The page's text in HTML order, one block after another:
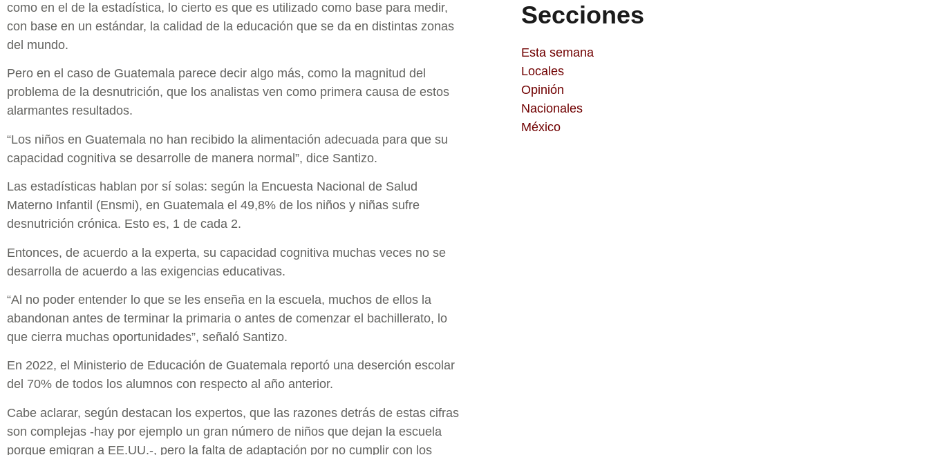
como en el de la estadística, lo cierto es que es utilizado como base para medir,
con base en un estándar, la calidad de la educación que se da en distintas zonas
del mundo.
Pero en el caso de Guatemala parece decir algo más, como la magnitud del
problema de la desnutrición, que los analistas ven como primera causa de estos
alarmantes resultados.
“Los niños en Guatemala no han recibido la alimentación adecuada para que su
capacidad cognitiva se desarrolle de manera normal”, dice Santizo.
Las estadísticas hablan por sí solas: según la Encuesta Nacional de Salud
Materno Infantil (Ensmi), en Guatemala el 49,8% de los niños y niñas sufre
desnutrición crónica. Esto es, 1 de cada 2.
Entonces, de acuerdo a la experta, su capacidad cognitiva muchas veces no se
desarrolla de acuerdo a las exigencias educativas.
“Al no poder entender lo que se les enseña en la escuela, muchos de ellos la
abandonan antes de terminar la primaria o antes de comenzar el bachillerato, lo
que cierra muchas oportunidades”, señaló Santizo.
En 2022, el Ministerio de Educación de Guatemala reportó una deserción escolar
del 70% de todos los alumnos con respecto al año anterior.
Cabe aclarar, según destacan los expertos, que las razones detrás de estas cifras
son complejas -hay por ejemplo un gran número de niños que dejan la escuela
porque emigran a EE.UU.-, pero la falta de adaptación por no cumplir con los
Secciones
Esta semana
Locales
Opinión
Nacionales
México